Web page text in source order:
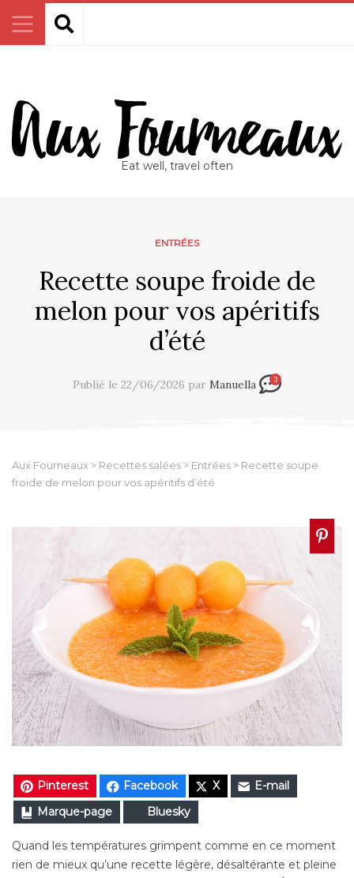
Eat well, travel often
ENTRÉES
Recette soupe froide de
melon pour vos apéritifs
d’été
Publié le 22/06/2026 par Manuella 3
Aux Fourneaux > Recettes salées > Entrées > Recette soupe
froide de melon pour vos apéritifs d’été
Pinterest Facebook X
E-mail
Marque-page
Bluesky
Quand les températures grimpent comme en ce moment
rien de mieux qu’une recette légère, désaltérante et pleine